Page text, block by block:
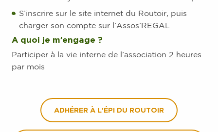
S’inscrire sur le site internet du Routoir, puis
charger son compte sur l’Assos’REGAL
A quoi je m’engage ?
Participer à la vie interne de l’association 2 heures
par mois
ADHÉRER À L'ÉPI DU ROUTOIR